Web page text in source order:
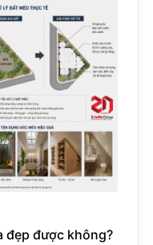
đẹp được không?